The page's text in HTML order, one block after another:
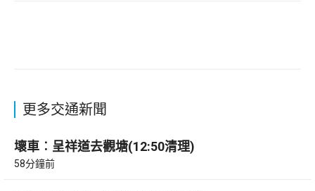
更多交通新聞
壞車︰呈祥道去觀塘(12:50清理)
58分鐘前